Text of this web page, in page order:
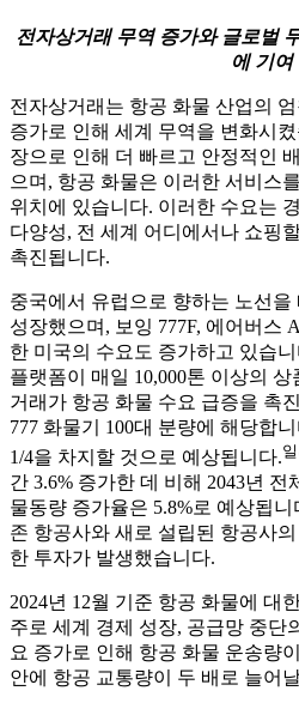
전자상거래 무역 증가와 글로벌
에 기여
전자상거래는 항공 화물 산업의
증가로 인해 세계 무역을 변화시
장으로 인해 더 빠르고 안정적인
으며, 항공 화물은 이러한 서비스
위치에 있습니다. 이러한 수요는
다양성, 전 세계 어디에서나 쇼핑
촉진됩니다.
중국에서 유럽으로 향하는 노선을
성장했으며, 보잉 777F, 에어버스
한 미국의 수요도 증가하고 있습
플랫폼이 매일 10,000톤 이상의
거래가 항공 화물 수요 급증을 촉
777 화물기 100대 분량에 해당합
1/4을 차지할 것으로 예상됩니다.일
간 3.6% 증가한 데 비해 2043년
물동량 증가율은 5.8%로 예상됩니
존 항공사와 새로 설립된 항공사
한 투자가 발생했습니다.
2024년 12월 기준 항공 화물에 대
주로 세계 경제 성장, 공급망 중단
요 증가로 인해 항공 화물 운송량
안에 항공 교통량이 두 배로 늘어